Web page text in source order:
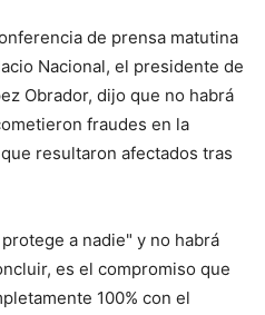
de prensa matutina
Nacional, el presidente de
Obrador, dijo que no habrá
fraudes en la
resultaron afectados tras
a nadie" y no habrá
es el compromiso que
100% con el